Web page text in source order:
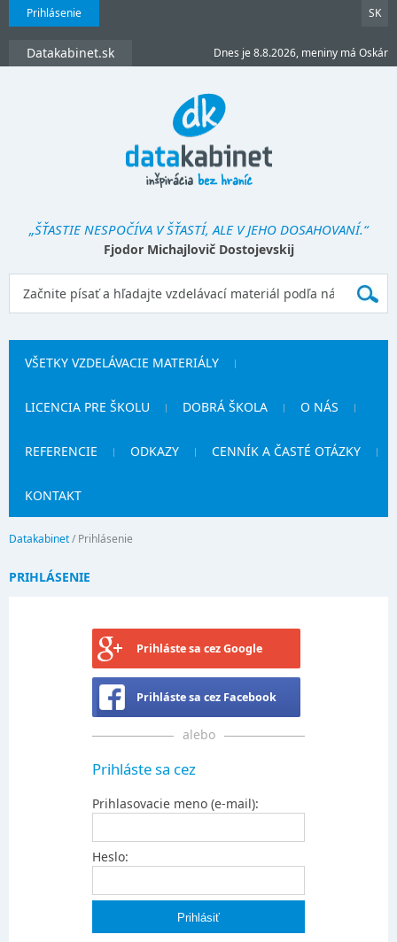
Prihlásenie SK
Datakabinet.sk Dnes je 8.8.2026, meniny má Oskár
„ŠŤASTIE NESPOČÍVA V ŠŤASTÍ, ALE V JEHO DOSAHOVANÍ.“
Fjodor Michajlovič Dostojevskij
VŠETKY VZDELÁVACIE MATERIÁLY
LICENCIA PRE ŠKOLU DOBRÁ ŠKOLA O NÁS
REFERENCIE ODKAZY CENNÍK A ČASTÉ OTÁZKY
KONTAKT
Datakabinet/ Prihlásenie
PRIHLÁSENIE
Prihláste sa cez Google
Prihláste sa cez Facebook
alebo
Prihláste sa cez
Prihlasovacie meno (e-mail):
Heslo: